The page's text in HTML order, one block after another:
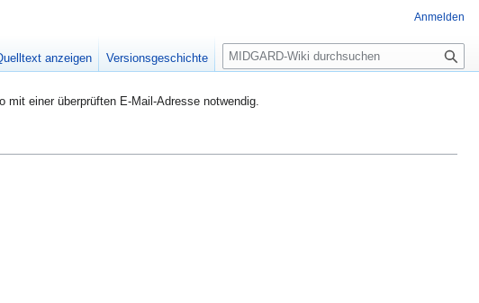
mit einer überprüften E-Mail-Adresse notwendig.
Anmelden
anzeigen Versionsgeschichte
S
u
h